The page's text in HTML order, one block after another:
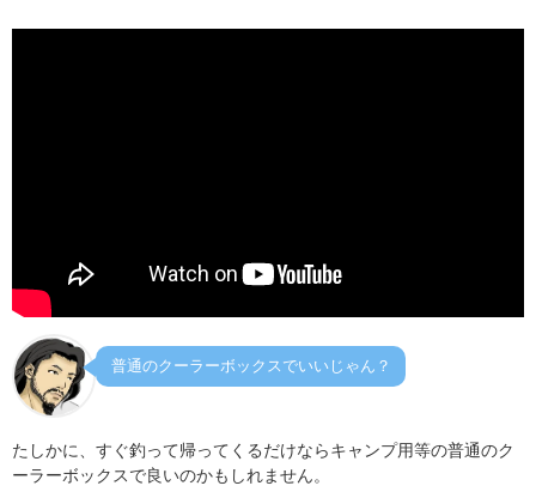
普通のクーラーボックスでいいじゃん？
たしかに、すぐ釣って帰ってくるだけならキャンプ用等の普通のク
ーラーボックスで良いのかもしれません。